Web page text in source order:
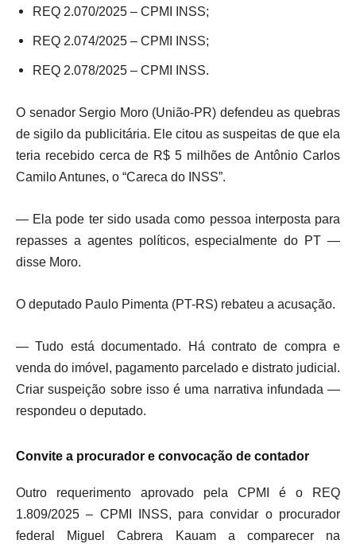
REQ 2.070/2025 – CPMI INSS;
REQ 2.074/2025 – CPMI INSS;
REQ 2.078/2025 – CPMI INSS.
O senador Sergio Moro (União-PR) defendeu as quebras
de sigilo da publicitária. Ele citou as suspeitas de que ela
teria recebido cerca de R$ 5 milhões de Antônio Carlos
Camilo Antunes, o “Careca do INSS”.
— Ela pode ter sido usada como pessoa interposta para
repasses a agentes políticos, especialmente do PT —
disse Moro.
O deputado Paulo Pimenta (PT-RS) rebateu a acusação.
— Tudo está documentado. Há contrato de compra e
venda do imóvel, pagamento parcelado e distrato judicial.
Criar suspeição sobre isso é uma narrativa infundada —
respondeu o deputado.
Convite a procurador e convocação de contador
Outro requerimento aprovado pela CPMI é o REQ
1.809/2025 – CPMI INSS, para convidar o procurador
federal Miguel Cabrera Kauam a comparecer na